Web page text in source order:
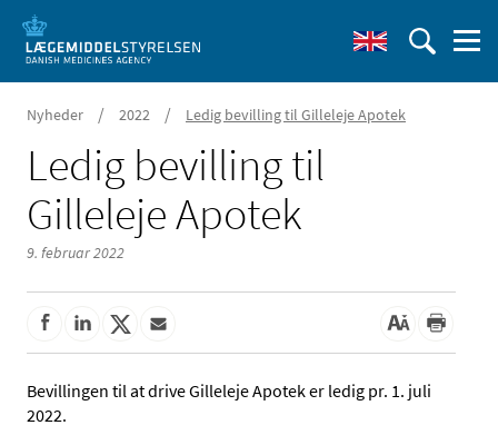
Nyheder / 2022 / Ledig bevilling til Gilleleje Apotek
Ledig bevilling til
Gilleleje Apotek
9. februar 2022
Bevillingen til at drive Gilleleje Apotek er ledig pr. 1. juli
2022.